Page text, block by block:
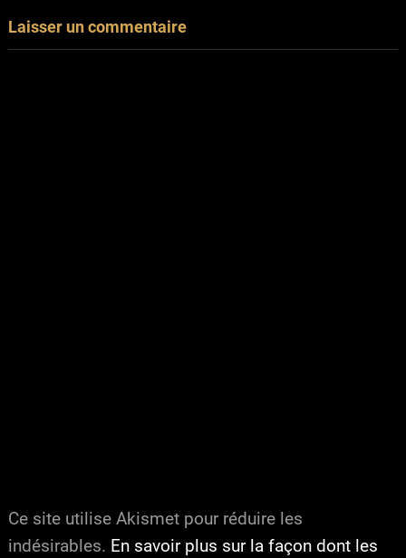
Laisser un commentaire
Ce site utilise Akismet pour réduire les
indésirables. En savoir plus sur la façon dont les